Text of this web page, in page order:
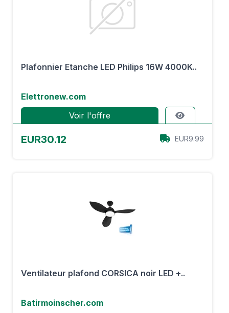
Plafonnier Etanche LED Philips 16W 4000K..
Elettronew.com
Voir l'offre
EUR30.12 EUR9.99
Ventilateur plafond CORSICA noir LED +..
Batirmoinscher.com